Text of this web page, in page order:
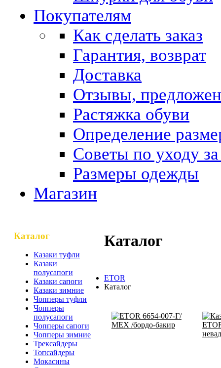
Покупателям
Как сделать заказ
Гарантия, возврат
Доставка
Отзывы,
Растяжка обуви
Определение
Советы по уходу
Размеры одежды
Магазин
Каталог
Казаки туфли
Казаки
полусапоги
Казаки сапоги
Казаки зимние
Чопперы туфли
Чопперы
полусапоги
Чопперы сапоги
Чопперы зимние
Трексайдеры
Топсайдеры
Мокасины
Каталог
ETOR
Каталог